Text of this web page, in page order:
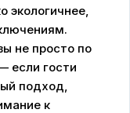
экологичнее,
не просто по
если гости
подход,
к